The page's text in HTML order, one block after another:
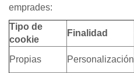
emprades:
Tipo de
cookie
Finalidad
Propias Personalización